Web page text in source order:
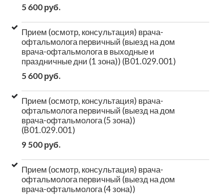
5 600 руб.
Прием (осмотр, консультация) врача-
офтальмолога первичный (выезд на дом
врача-офтальмолога в выходные и
праздничные дни (1 зона)) (B01.029.001)
5 600 руб.
Прием (осмотр, консультация) врача-
офтальмолога первичный (выезд на дом
врача-офтальмолога (5 зона))
(B01.029.001)
9 500 руб.
Прием (осмотр, консультация) врача-
офтальмолога первичный (выезд на дом
врача-офтальмолога (4 зона))